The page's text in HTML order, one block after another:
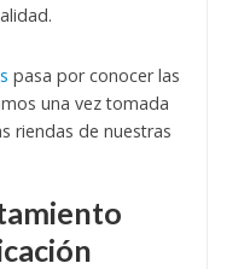
pasa por conocer las
una vez tomada
riendas de nuestras